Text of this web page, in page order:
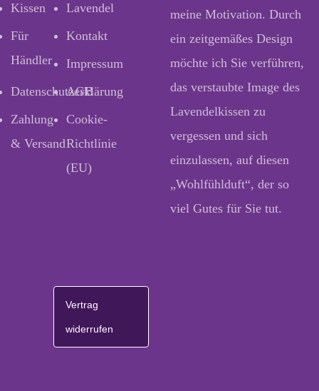
Kissen
Lavendel
Für
Händler
Kontakt
Impressum
Datenschutzerklärung
AGB
Zahlung
& Versand
Cookie-
Richtlinie
(EU)
meine Motivation. Durch
ein zeitgemäßes Design
möchte ich Sie verführen,
das verstaubte Image des
Lavendelkissen zu
vergessen und sich
einzulassen, auf diesen
„Wohlfühlduft“, der so
viel Gutes für Sie tut.
Vertrag
widerrufen